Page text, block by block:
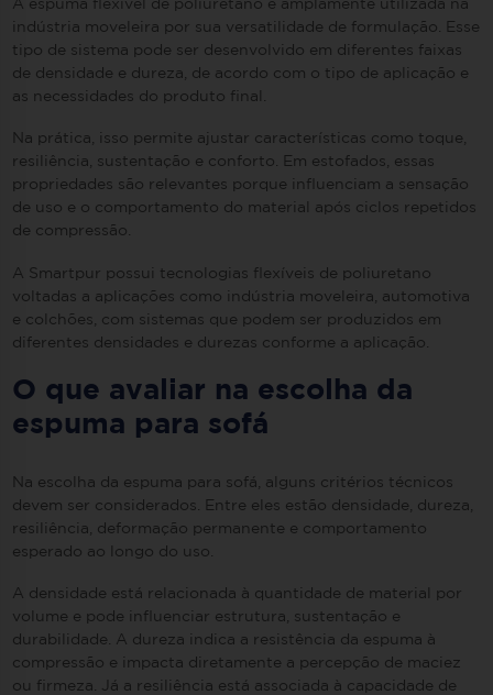
A espuma flexível de poliuretano é amplamente utilizada na
indústria moveleira por sua versatilidade de formulação. Esse
tipo de sistema pode ser desenvolvido em diferentes faixas
de densidade e dureza, de acordo com o tipo de aplicação e
as necessidades do produto final.
Na prática, isso permite ajustar características como toque,
resiliência, sustentação e conforto. Em estofados, essas
propriedades são relevantes porque influenciam a sensação
de uso e o comportamento do material após ciclos repetidos
de compressão.
A Smartpur possui tecnologias flexíveis de poliuretano
voltadas a aplicações como indústria moveleira, automotiva
e colchões, com sistemas que podem ser produzidos em
diferentes densidades e durezas conforme a aplicação.
O que avaliar na escolha da
espuma para sofá
Na escolha da espuma para sofá, alguns critérios técnicos
devem ser considerados. Entre eles estão densidade, dureza,
resiliência, deformação permanente e comportamento
esperado ao longo do uso.
A densidade está relacionada à quantidade de material por
volume e pode influenciar estrutura, sustentação e
durabilidade. A dureza indica a resistência da espuma à
compressão e impacta diretamente a percepção de maciez
ou firmeza. Já a resiliência está associada à capacidade de